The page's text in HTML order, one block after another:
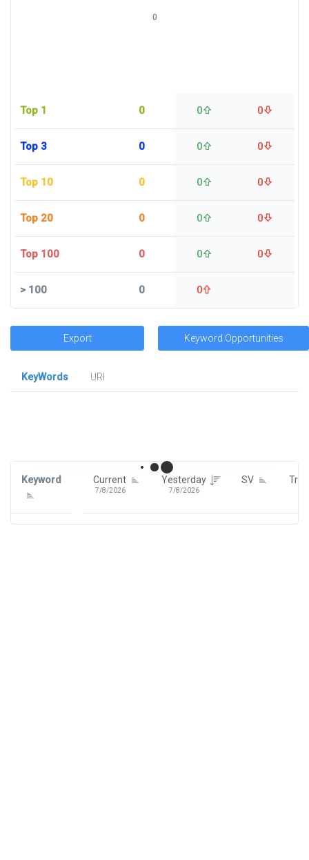
Top 1 0 0 0
Top 3 0 0 0
Top 10 0 0 0
Top 20 0 0 0
Top 100 0 0 0
>100 0 0
0
Export Keyword Opportunities
KeyWords
URl
Keyword Current
7/8/2026
Yesterday
7/8/2026
SV